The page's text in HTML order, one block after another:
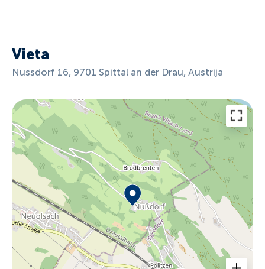
Vieta
Nussdorf 16, 9701 Spittal an der Drau, Austrija